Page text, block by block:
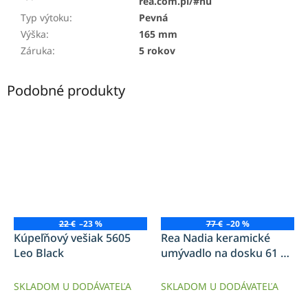
Typ výtoku:
Pevná
Výška:
165 mm
Záruka: 5 rokov
Podobné produkty
22 € –23 %
Kúpeľňový vešiak 5605
Leo Black
SKLADOM U DODÁVATEĽA
77 € –20 %
Rea Nadia keramické
umývadlo na dosku 61 x
REA-U1063
SKLADOM U DODÁVATEĽA